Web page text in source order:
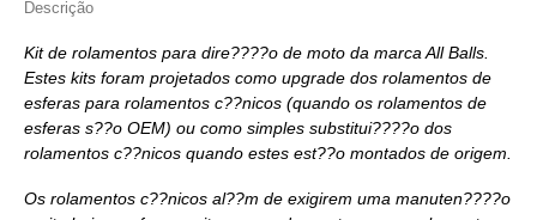
Descrição
Kit de rolamentos para dire????o de moto da marca All Balls.
Estes kits foram projetados como upgrade dos rolamentos de
esferas para rolamentos c??nicos (quando os rolamentos de
esferas s??o OEM) ou como simples substitui????o dos
rolamentos c??nicos quando estes est??o montados de origem.
Os rolamentos c??nicos al??m de exigirem uma manuten????o